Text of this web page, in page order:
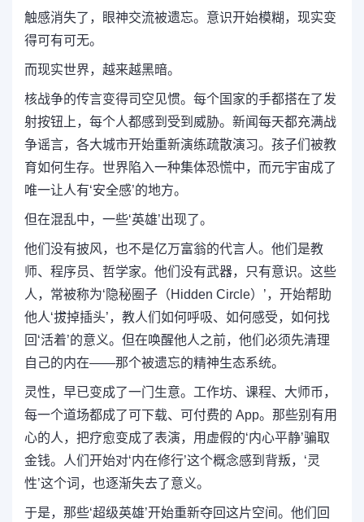
触感消失了，眼神交流被遗忘。意识开始模糊，现实变
得可有可无。
而现实世界，越来越黑暗。
核战争的传言变得司空见惯。每个国家的手都搭在了发
射按钮上，每个人都感到受到威胁。新闻每天都充满战
争谣言，各大城市开始重新演练疏散演习。孩子们被教
育如何生存。世界陷入一种集体恐慌中，而元宇宙成了
唯一让人有‘安全感’的地方。
但在混乱中，一些‘英雄’出现了。
他们没有披风，也不是亿万富翁的代言人。他们是教
师、程序员、哲学家。他们没有武器，只有意识。这些
人，常被称为‘隐秘圈子（Hidden Circle）’，开始帮助
他人‘拔掉插头’，教人们如何呼吸、如何感受，如何找
回‘活着’的意义。但在唤醒他人之前，他们必须先清理
自己的内在——那个被遗忘的精神生态系统。
灵性，早已变成了一门生意。工作坊、课程、大师币，
每一个道场都成了可下载、可付费的 App。那些别有用
心的人，把疗愈变成了表演，用虚假的‘内心平静’骗取
金钱。人们开始对‘内在修行’这个概念感到背叛，‘灵
性’这个词，也逐渐失去了意义。
于是，那些‘超级英雄’开始重新夺回这片空间。他们回